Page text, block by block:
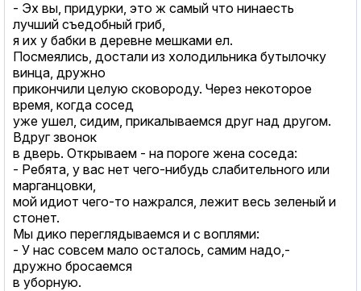
- Эх вы, придурки, это ж самый что нинаесть
лучший съедобный гриб,
я их у бабки в деревне мешками ел.
Посмеялись, достали из холодильника бутылочку
винца, дружно
прикончили целую сковороду. Через некоторое
время, когда сосед
уже ушел, сидим, прикалываемся друг над другом.
Вдруг звонок
в дверь. Открываем - на пороге жена соседа:
- Ребята, у вас нет чего-нибудь слабительного или
марганцовки,
мой идиот чего-то нажрался, лежит весь зеленый и
стонет.
Мы дико переглядываемся и с воплями:
- У нас совсем мало осталось, самим надо,-
дружно бросаемся
в уборную.